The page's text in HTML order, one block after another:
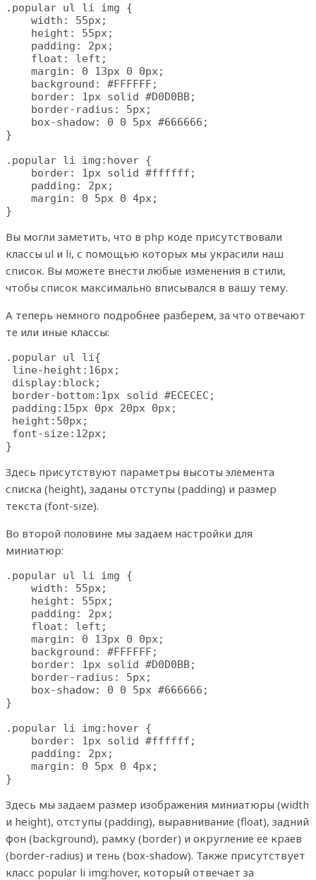
.popular ul li img {
    width: 55px;
    height: 55px;
    padding: 2px;
    float: left;
    margin: 0 13px 0 0px;
    background: #FFFFFF;
    border: 1px solid #D0D0BB;
    border-radius: 5px;
    box-shadow: 0 0 5px #666666;
}
.popular li img:hover {
    border: 1px solid #ffffff;
    padding: 2px;
    margin: 0 5px 0 4px;
}
Вы могли заметить, что в php коде присутствовали
классы ul и li, с помощью которых мы украсили наш
список. Вы можете внести любые изменения в стили,
чтобы список максимально вписывался в вашу тему.
А теперь немного подробнее разберем, за что отвечают
те или иные классы:
.popular ul li{
line-height:16px;
display:block;
border-bottom:1px solid #ECECEC;
padding:15px 0px 20px 0px;
height:50px;
font-size:12px;
}
Здесь присутствуют параметры высоты элемента
списка (height), заданы отступы (padding) и размер
текста (font-size).
Во второй половине мы задаем настройки для
миниатюр:
.popular ul li img {
    width: 55px;
    height: 55px;
    padding: 2px;
    float: left;
    margin: 0 13px 0 0px;
    background: #FFFFFF;
    border: 1px solid #D0D0BB;
    border-radius: 5px;
    box-shadow: 0 0 5px #666666;
}
.popular li img:hover {
    border: 1px solid #ffffff;
    padding: 2px;
    margin: 0 5px 0 4px;
}
Здесь мы задаем размер изображения миниатюры (width
и height), отступы (padding), выравнивание (float), задний
фон (background), рамку (border) и округление ее краев
(border-radius) и тень (box-shadow). Также присутствует
класс popular li img:hover, который отвечает за